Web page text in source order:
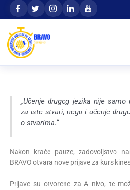
content
content
„Učenje drugog jezika nije
za iste stvari, nego i učenje
o stvarima.“
Nakon kraće pauze, zadovoljstvo
BRAVO otvara nove prijave za kurs
Prijave su otvorene za A nivo, te